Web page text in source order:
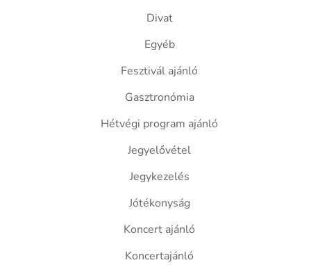
Divat
Egyéb
Fesztivál ajánló
Gasztronómia
Hétvégi program ajánló
Jegyelővétel
Jegykezelés
Jótékonyság
Koncert ajánló
Koncertajánló